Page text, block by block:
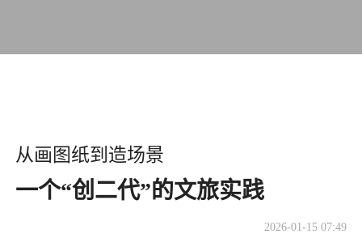
从画图纸到造场景
一个“创二代”的文旅实践
2026-01-15 07:49